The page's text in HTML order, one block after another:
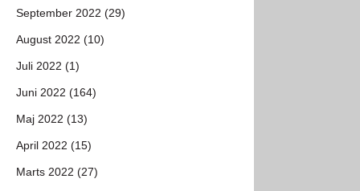
September 2022 (29)
August 2022 (10)
Juli 2022 (1)
Juni 2022 (164)
Maj 2022 (13)
April 2022 (15)
Marts 2022 (27)